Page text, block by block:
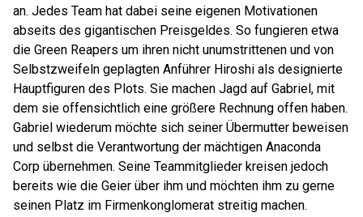
an. Jedes Team hat dabei seine eigenen Motivationen
abseits des gigantischen Preisgeldes. So fungieren etwa
die Green Reapers um ihren nicht unumstrittenen und von
Selbstzweifeln geplagten Anführer Hiroshi als designierte
Hauptfiguren des Plots. Sie machen Jagd auf Gabriel, mit
dem sie offensichtlich eine größere Rechnung offen haben.
Gabriel wiederum möchte sich seiner Übermutter beweisen
und selbst die Verantwortung der mächtigen Anaconda
Corp übernehmen. Seine Teammitglieder kreisen jedoch
bereits wie die Geier über ihm und möchten ihm zu gerne
seinen Platz im Firmenkonglomerat streitig machen.